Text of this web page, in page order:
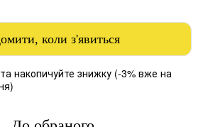
коли з'явиться
та накопичуйте знижку (-3% вже на